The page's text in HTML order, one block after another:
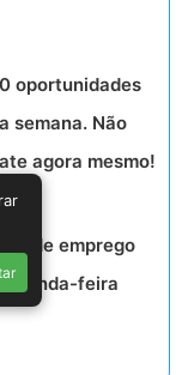
oportunidades
semana. Não
agora mesmo!
de emprego
feira